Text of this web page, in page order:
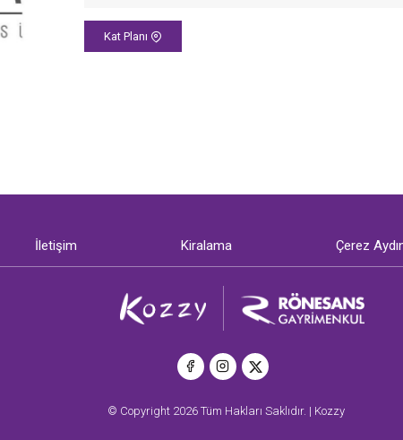
Kat Planı
İletişim Kiralama Çerez
© Copyright 2026 Tüm Hakları Saklıdır. | Kozzy